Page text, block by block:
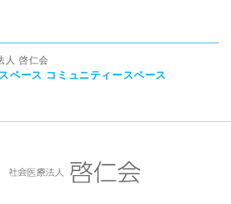
人 啓仁会
ペース コミュニティースペース